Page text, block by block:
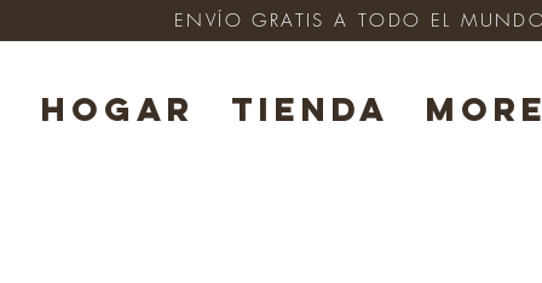
HOGAR TIENDA
ENVÍO GRATIS A TODO EL